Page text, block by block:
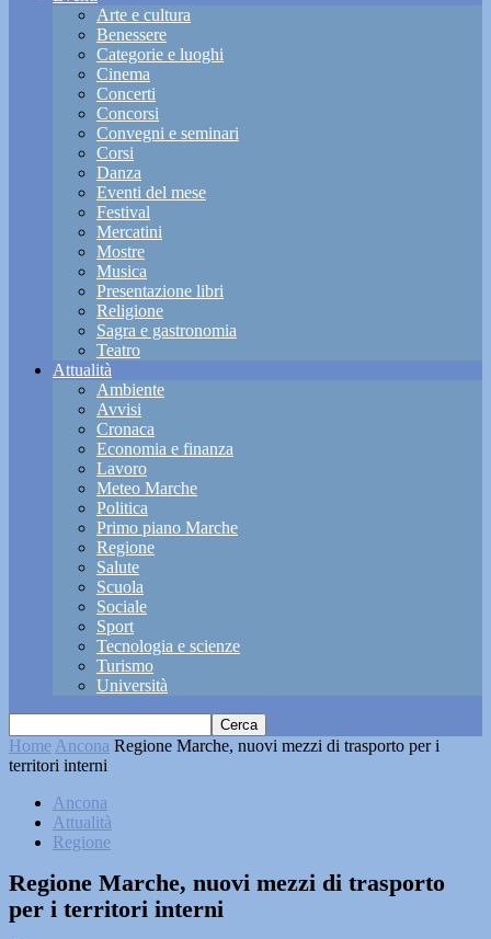
Arte e cultura
Benessere
Categorie e luoghi
Cinema
Concerti
Concorsi
Convegni e seminari
Corsi
Danza
Eventi del mese
Festival
Mercatini
Mostre
Musica
Presentazione libri
Religione
Sagra e gastronomia
Teatro
Attualità
Ambiente
Avvisi
Cronaca
Economia e finanza
Lavoro
Meteo Marche
Politica
Primo piano Marche
Regione
Salute
Scuola
Sociale
Sport
Tecnologia e scienze
Turismo
Università
Home Ancona Regione Marche, nuovi mezzi di trasporto per i
territori interni
Ancona
Attualità
Regione
Regione Marche, nuovi mezzi di trasporto
per i territori interni